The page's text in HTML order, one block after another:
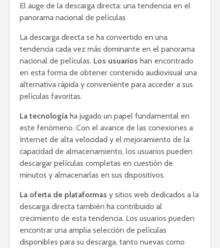
El auge de la descarga directa: una tendencia en el
panorama nacional de películas
La descarga directa se ha convertido en una
tendencia cada vez más dominante en el panorama
nacional de películas. Los usuarios han encontrado
en esta forma de obtener contenido audiovisual una
alternativa rápida y conveniente para acceder a sus
películas favoritas.
La tecnología ha jugado un papel fundamental en
este fenómeno. Con el avance de las conexiones a
Internet de alta velocidad y el mejoramiento de la
capacidad de almacenamiento, los usuarios pueden
descargar películas completas en cuestión de
minutos y almacenarlas en sus dispositivos.
La oferta de plataformas y sitios web dedicados a la
descarga directa también ha contribuido al
crecimiento de esta tendencia. Los usuarios pueden
encontrar una amplia selección de películas
disponibles para su descarga, tanto nuevas como